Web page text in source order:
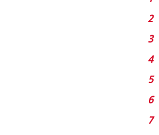
2
3
4
5
6
7